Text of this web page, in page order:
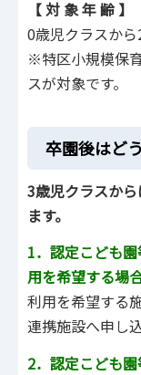
【 対 象 年 齢 】
0歳児クラスか
※特区小規模保
スが対象です。
卒園後はど
3歳児クラスか
ます。
1．認定こども
用を希望する場
利用を希望する
連携施設へ申し
2．認定こども